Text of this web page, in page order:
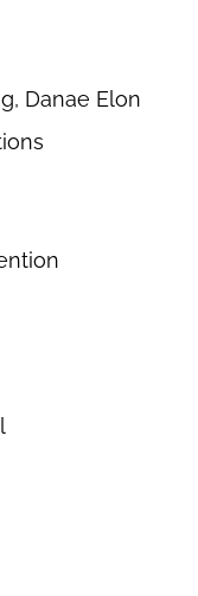
Danae Elon